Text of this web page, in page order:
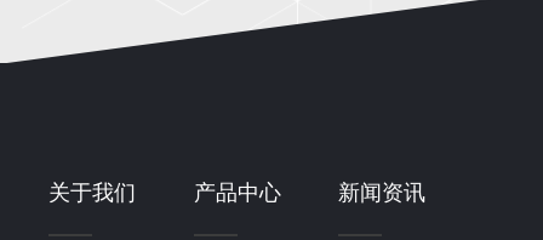
关于我们 产品中心 新闻资讯